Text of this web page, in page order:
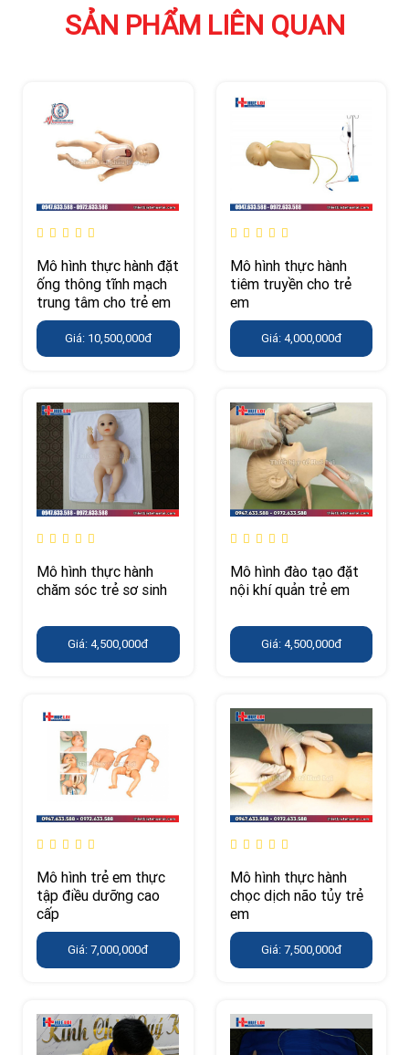
SẢN PHẨM LIÊN QUAN
Mô hình thực hành đặt
ống thông tĩnh mạch
trung tâm cho trẻ em
Giá: 10,500,000đ
Mô hình thực hành
tiêm truyền cho trẻ
em
Giá: 4,000,000đ
Mô hình thực hành
chăm sóc trẻ sơ sinh
Giá: 4,500,000đ
Mô hình đào tạo đặt
nội khí quản trẻ em
Giá: 4,500,000đ
Mô hình trẻ em thực
tập điều dưỡng cao
cấp
Giá: 7,000,000đ
Mô hình thực hành
chọc dịch não tủy trẻ
em
Giá: 7,500,000đ